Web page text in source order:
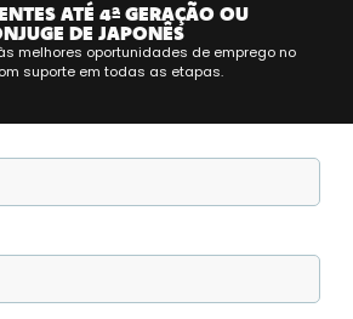
ATÉ 4ª GERAÇÃO OU
DE JAPONÊS
melhores oportunidades de emprego no
suporte em todas as etapas.